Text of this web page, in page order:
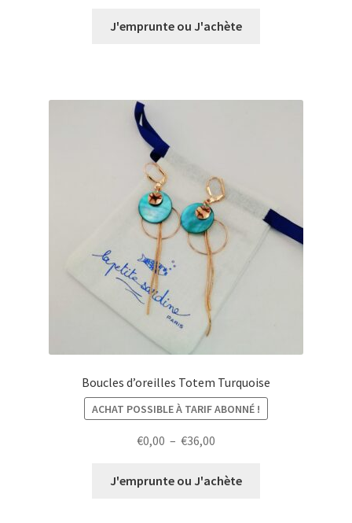
prix :
J'emprunte ou J'achète
Boucles d’oreilles Totem Turquoise
ACHAT POSSIBLE À TARIF ABONNÉ !
€0,00 – €36,00
prix :
J'emprunte ou J'achète